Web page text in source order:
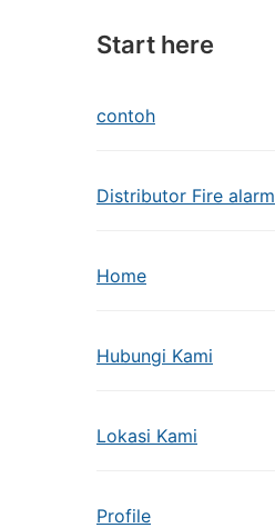
Start here
contoh
Distributor Fire alarm
Home
Hubungi Kami
Lokasi Kami
Profile